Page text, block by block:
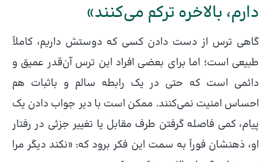
دسته‌بندی
تست‌ها
دارم، بالاخره ترکم می‌کنند»
گاهی ترس از دست دادن کسی که دوستش داریم، کاملاً
طبیعی است؛ اما برای بعضی افراد این ترس آن‌قدر عمیق و
دائمی است که حتی در یک رابطه سالم و باثبات هم
احساس امنیت نمی‌کنند. ممکن است با دیر جواب دادن یک
پیام، کمی فاصله گرفتن طرف مقابل یا تغییر جزئی در رفتار
او، ذهنشان فوراً به سمت این فکر برود که: «نکند دیگر مرا